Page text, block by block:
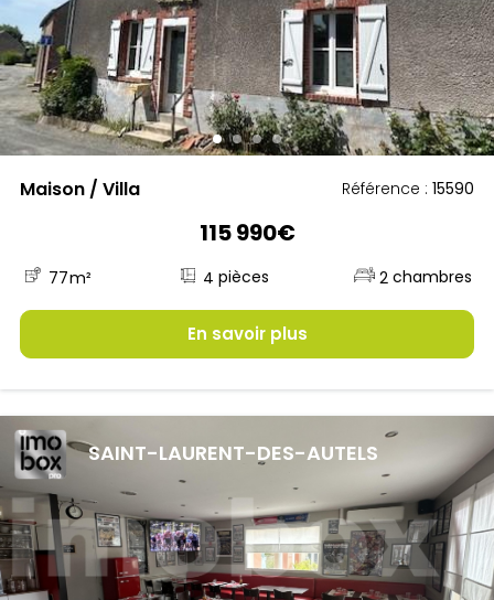
Maison / Villa Référence :15590
115 990€
77m² 4 2
En savoir plus
SAINT-LAURENT-DES-AUTELS